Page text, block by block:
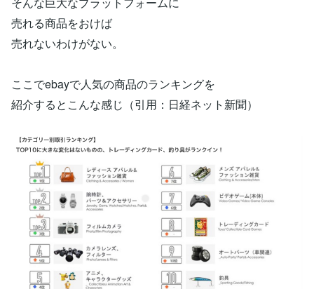
売れる商品をおけば
売れないわけがない。
ここでebayで人気の商品のランキングを
紹介するとこんな感じ（引用：日経ネット新聞）